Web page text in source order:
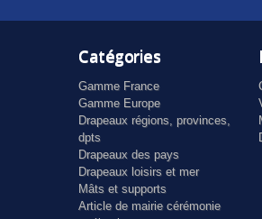
Catégories
Gamme France
Gamme Europe
Drapeaux régions, provinces,
dpts
Drapeaux des pays
Drapeaux loisirs et mer
Mâts et supports
Article de mairie cérémonie